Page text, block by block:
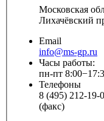
Московская
Лихачёвский
Email
info@ms-gp.ru
Часы работы:
пн-пт
Телефоны
8 (495) 212-19-06
(факс)